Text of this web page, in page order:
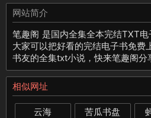
网站简介
笔趣阁 是国内全集全本完结TXT电
大家可以把好看的完结电子书免费
书友的全集txt小说，快来笔趣阁分
相似网址
云海 苦瓜书盘